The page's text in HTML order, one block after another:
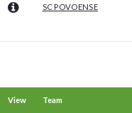
SC POVOENSE
View Team